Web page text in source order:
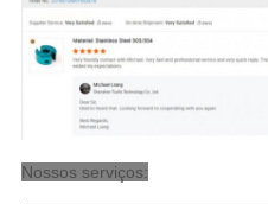
Nossos serviços: